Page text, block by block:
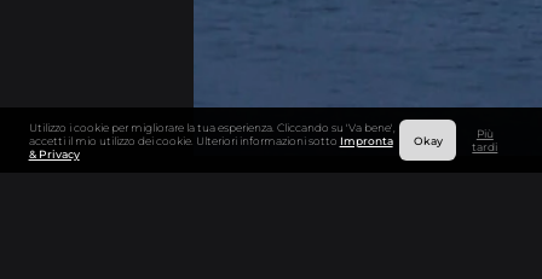
Utilizzo i cookie per migliorare la tua esperienza. Cliccando su 'Va bene',
accetti il mio utilizzo dei cookie. Ulteriori informazioni sotto Impronta
& Privacy
Okay
Più
tardi